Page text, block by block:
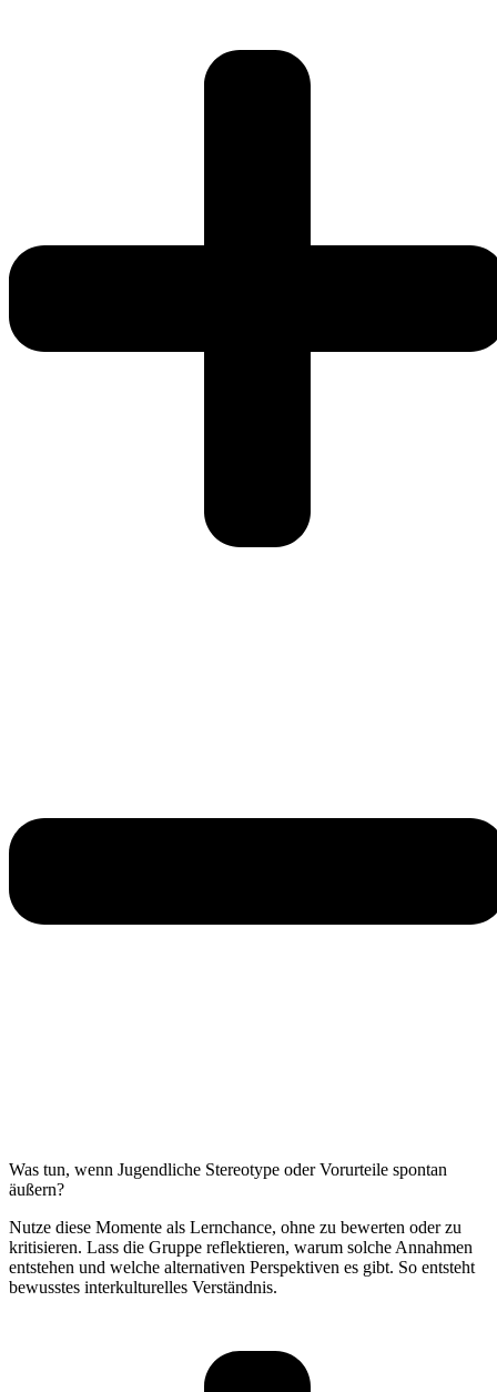
Was tun, wenn Jugendliche Stereotype oder Vorurteile spontan
äußern?
Nutze diese Momente als Lernchance, ohne zu bewerten oder zu
kritisieren. Lass die Gruppe reflektieren, warum solche Annahmen
entstehen und welche alternativen Perspektiven es gibt. So entsteht
bewusstes interkulturelles Verständnis.